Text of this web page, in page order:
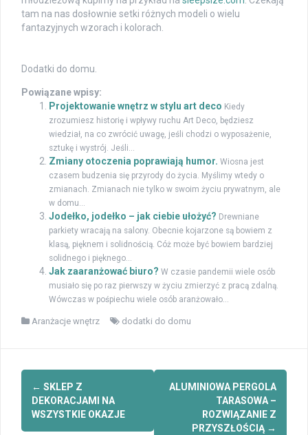
tam na nas dosłownie setki różnych modeli o wielu
fantazyjnych wzorach i kolorach.
Dodatki do domu.
Powiązane wpisy:
Projektowanie wnętrz w stylu art deco Kiedy
zrozumiesz historię i wpływy ruchu Art Deco, będziesz
wiedział, na co zwrócić uwagę, jeśli chodzi o wyposażenie,
sztukę i wystrój. Jeśli...
Zmiany otoczenia poprawiają humor. Wiosna jest
czasem budzenia się przyrody do życia. Myślimy wtedy o
zmianach. Zmianach nie tylko w swoim życiu prywatnym, ale
w domu...
Jodełko, jodełko – jak ciebie ułożyć? Drewniane
parkiety wracają na salony. Obecnie kojarzone są bowiem z
klasą, pięknem i solidnością. Cóż może być bowiem bardziej
solidnego i pięknego...
Jak zaaranżować biuro? W czasie pandemii wiele osób
musiało się po raz pierwszy w życiu zmierzyć z pracą zdalną.
Wówczas w pośpiechu wiele osób aranżowało...
Aranżacje wnętrz dodatki do domu
Zobacz
wpisy
← SKLEP Z
DEKORACJAMI NA
WSZYSTKIE OKAZJE
ALUMINIOWA PERGOLA
TARASOWA –
ROZWIĄZANIE Z
PRZYSZŁOŚCIĄ →